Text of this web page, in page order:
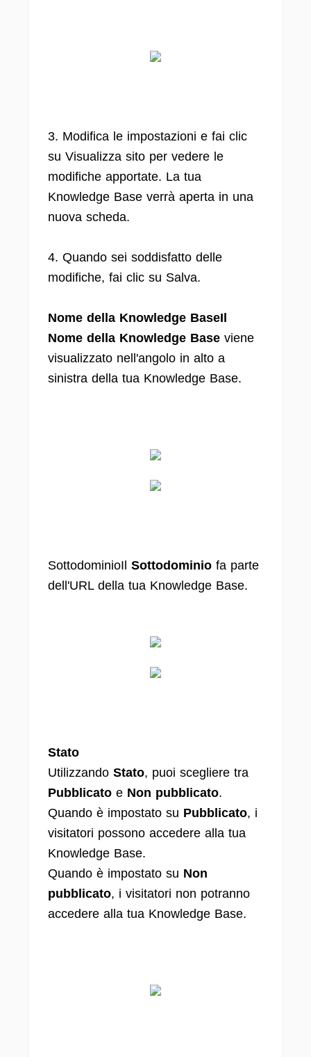
3. Modifica le impostazioni e fai clic
su Visualizza sito per vedere le
modifiche apportate. La tua
Knowledge Base verrà aperta in una
nuova scheda.
4. Quando sei soddisfatto delle
modifiche, fai clic su Salva.
Nome della Knowledge BaseIl
Nome della Knowledge Base viene
visualizzato nell'angolo in alto a
sinistra della tua Knowledge Base.
SottodominioIl Sottodominio fa parte
dell'URL della tua Knowledge Base.
Stato
Utilizzando Stato, puoi scegliere tra
Pubblicato e Non pubblicato.
Quando è impostato su Pubblicato, i
visitatori possono accedere alla tua
Knowledge Base.
Quando è impostato su Non
pubblicato, i visitatori non potranno
accedere alla tua Knowledge Base.